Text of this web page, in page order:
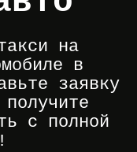
на
в
заявку
с полной